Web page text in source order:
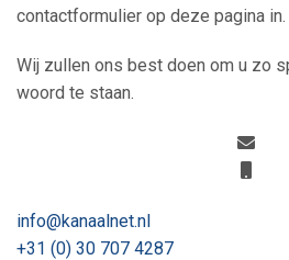
contactformulier op deze pagina in.
Wij zullen ons best doen om u zo
woord te staan.
info@kanaalnet.nl
+31 (0) 30 707 4287